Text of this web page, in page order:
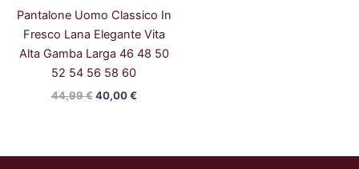
Pantalone Uomo Classico In
Fresco Lana Elegante Vita
Alta Gamba Larga 46 48 50
52 54 56 58 60
44,99€ 40,00€